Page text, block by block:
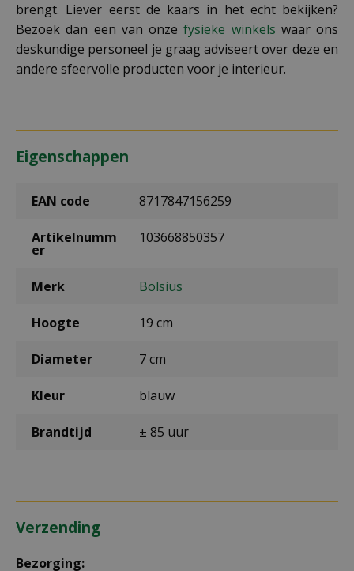
brengt. Liever eerst de kaars in het echt bekijken?
Bezoek dan een van onzefysieke winkels waar ons
deskundige personeel je graag adviseert over deze en
andere sfeervolle producten voor je interieur.
Eigenschappen
EAN code 8717847156259
Artikelnumm
er
103668850357
Merk Bolsius
Hoogte 19 cm
Diameter 7 cm
Kleur blauw
Brandtijd ± 85 uur
Verzending
Bezorging: